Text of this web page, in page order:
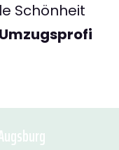
Schönheit
Umzugsprofi